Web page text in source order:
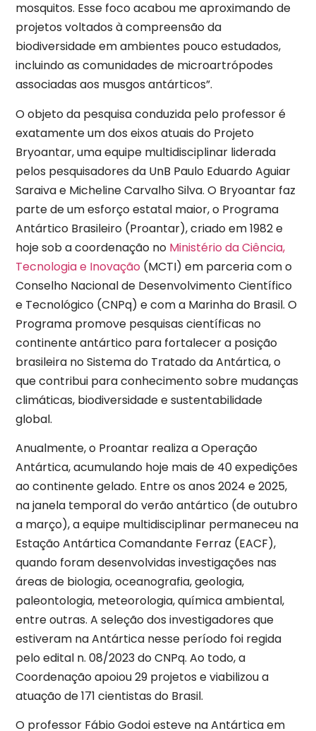
mosquitos. Esse foco acabou me aproximando de
projetos voltados à compreensão da
biodiversidade em ambientes pouco estudados,
incluindo as comunidades de microartrópodes
associadas aos musgos antárticos”.
O objeto da pesquisa conduzida pelo professor é
exatamente um dos eixos atuais do Projeto
Bryoantar, uma equipe multidisciplinar liderada
pelos pesquisadores da UnB Paulo Eduardo Aguiar
Saraiva e Micheline Carvalho Silva. O Bryoantar faz
parte de um esforço estatal maior, o Programa
Antártico Brasileiro (Proantar), criado em 1982 e
hoje sob a coordenação no Ministério da Ciência,
Tecnologia e Inovação (MCTI) em parceria com o
Conselho Nacional de Desenvolvimento Científico
e Tecnológico (CNPq) e com a Marinha do Brasil. O
Programa promove pesquisas científicas no
continente antártico para fortalecer a posição
brasileira no Sistema do Tratado da Antártica, o
que contribui para conhecimento sobre mudanças
climáticas, biodiversidade e sustentabilidade
global.
Anualmente, o Proantar realiza a Operação
Antártica, acumulando hoje mais de 40 expedições
ao continente gelado. Entre os anos 2024 e 2025,
na janela temporal do verão antártico (de outubro
a março), a equipe multidisciplinar permaneceu na
Estação Antártica Comandante Ferraz (EACF),
quando foram desenvolvidas investigações nas
áreas de biologia, oceanografia, geologia,
paleontologia, meteorologia, química ambiental,
entre outras. A seleção dos investigadores que
estiveram na Antártica nesse período foi regida
pelo edital n. 08/2023 do CNPq. Ao todo, a
Coordenação apoiou 29 projetos e viabilizou a
atuação de 171 cientistas do Brasil.
O professor Fábio Godoi esteve na Antártica em